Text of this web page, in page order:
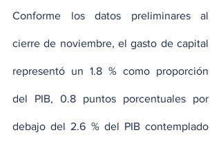
Conforme los datos preliminares al
cierre de noviembre, el gasto de capital
representó un 1.8 % como proporción
del PIB, 0.8 puntos porcentuales por
debajo del 2.6 % del PIB contemplado